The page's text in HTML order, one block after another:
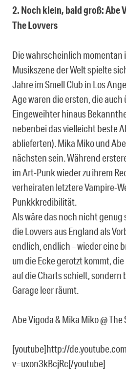
2. Noch klein, bald groß: Abe
The Lovvers
Die wahrscheinlich
Musikszene der Welt spielte
Jahre im Smell Club in Los
Age waren die ersten, die auch
Eingeweihter hinaus
nebenbei das vielleicht beste
ablieferten). Mika Miko und
nächsten sein. Während
im Art-Punk wieder zu ihrem
verheiraten letztere Vampire-
Punkkkredibilität.
Als wäre das noch nicht genug
die Lovvers aus England als
endlich, endlich – wieder eine
um die Ecke gerotzt kommt,
auf die Charts schielt, sondern
Garage leer räumt.
Abe Vigoda & Mika Miko @
[youtube]http://
v=uxon3kBcjRc[/youtube]